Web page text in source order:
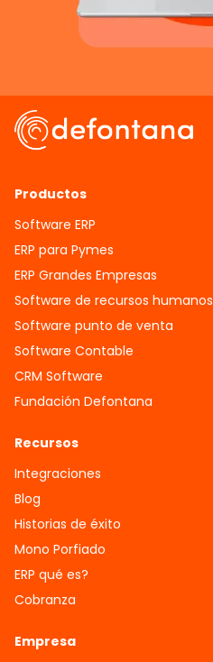
Productos
Software ERP
ERP para Pymes
ERP Grandes Empresas
Software de recursos humanos
Software punto de venta
Software Contable
CRM Software
Fundación Defontana
Recursos
Integraciones
Blog
Historias de éxito
Mono Porfiado
ERP qué es?
Cobranza
Empresa